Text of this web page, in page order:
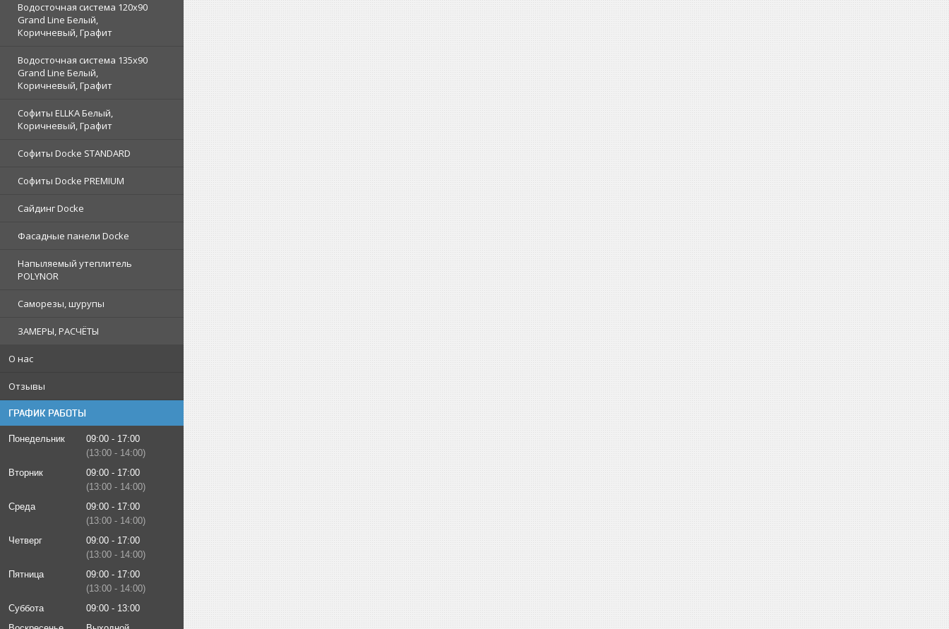
Водосточная система 120x90
Grand Line Белый,
Коричневый, Графит
Водосточная система 135x90
Grand Line Белый,
Коричневый, Графит
Софиты ELLKA Белый,
Коричневый, Графит
Софиты Docke STANDARD
Софиты Docke PREMIUM
Сайдинг Docke
Фасадные панели Docke
Напыляемый утеплитель
POLYNOR
Саморезы, шурупы
ЗАМЕРЫ, РАСЧЁТЫ
О нас
Отзывы
ГРАФИК РАБОТЫ
Понедельник 09:00
17:00
13:00
14:00
Вторник
09:00
17:00
13:00
14:00
Среда
09:00
17:00
13:00
14:00
Четверг
09:00
17:00
13:00
14:00
Пятница
09:00
17:00
13:00
14:00
Суббота
09:00
13:00